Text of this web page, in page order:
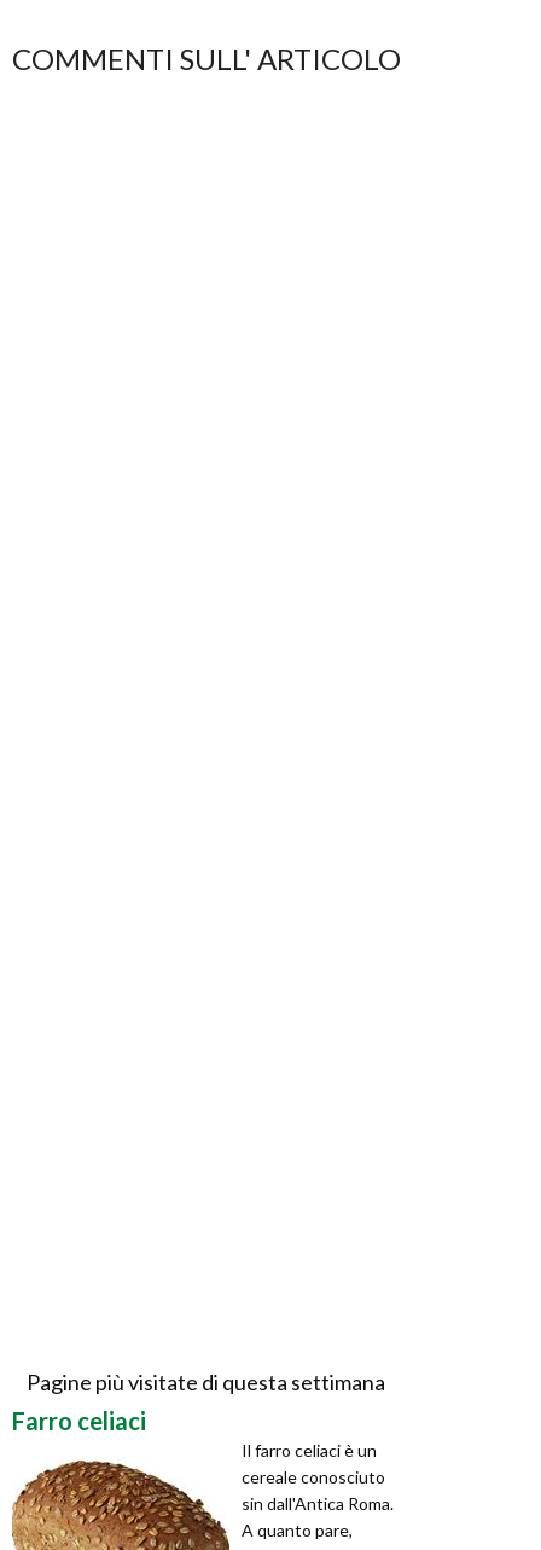
COMMENTI SULL' ARTICOLO
Pagine più visitate di questa settimana
Farro celiaci
Il farro celiaci è un
cereale conosciuto
sin dall'Antica Roma.
A quanto pare,